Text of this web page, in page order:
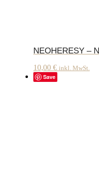
NEOHERESY –
10,00 € inkl. MwSt.
Save